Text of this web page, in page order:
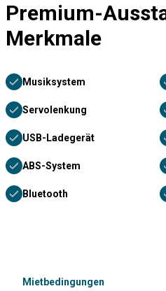
Premium-
Merkmale
Musiksystem
Servolenkung
USB-Ladegerät
ABS-System
Bluetooth
Mietbedingungen